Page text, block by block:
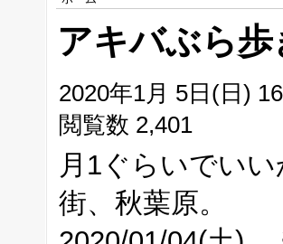
アキバぶら
2020年1月 5日(日)
閲覧数 2,401
月1ぐらいでい
街、秋葉原。